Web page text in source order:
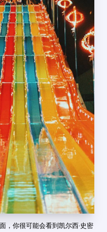
，你很可能会看到凯尔西·史密